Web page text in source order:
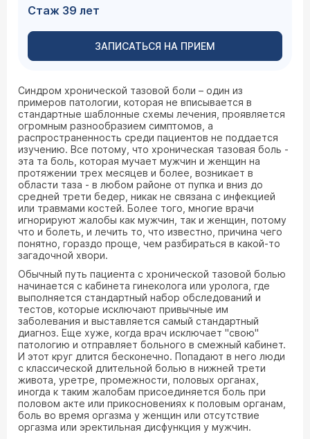
Стаж 39 лет
ЗАПИСАТЬСЯ НА ПРИЕМ
Синдром хронической тазовой боли – один из
примеров патологии, которая не вписывается в
стандартные шаблонные схемы лечения, проявляется
огромным разнообразием симптомов, а
распространенность среди пациентов не поддается
изучению. Все потому, что хроническая тазовая боль -
эта та боль, которая мучает мужчин и женщин на
протяжении трех месяцев и более, возникает в
области таза - в любом районе от пупка и вниз до
средней трети бедер, никак не связана с инфекцией
или травмами костей. Более того, многие врачи
игнорируют жалобы как мужчин, так и женщин, потому
что и болеть, и лечить то, что известно, причина чего
понятно, гораздо проще, чем разбираться в какой-то
загадочной хвори.
Обычный путь пациента с хронической тазовой болью
начинается с кабинета гинеколога или уролога, где
выполняется стандартный набор обследований и
тестов, которые исключают привычные им
заболевания и выставляется самый стандартный
диагноз. Еще хуже, когда врач исключает "свою"
патологию и отправляет больного в смежный кабинет.
И этот круг длится бесконечно. Попадают в него люди
с классической длительной болью в нижней трети
живота, уретре, промежности, половых органах,
иногда к таким жалобам присоединяется боль при
половом акте или прикосновениях к половым органам,
боль во время оргазма у женщин или отсутствие
оргазма или эректильная дисфункция у мужчин.